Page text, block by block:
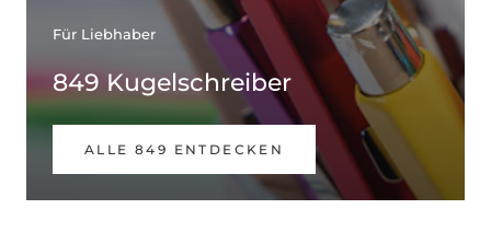
Für Liebhaber
849 Kugelschreiber
ALLE 849 ENTDECKEN